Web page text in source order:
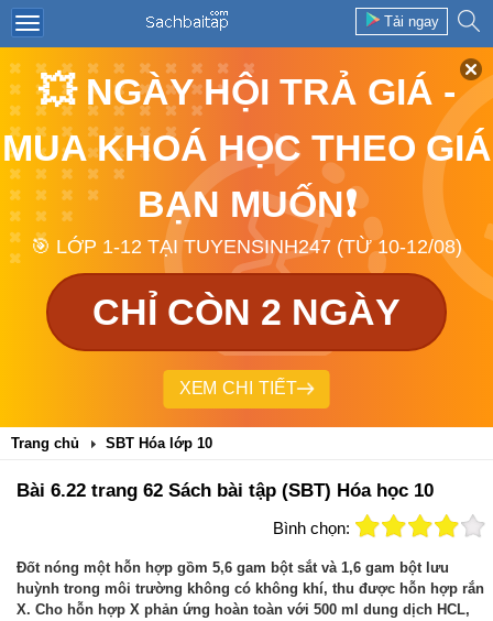
Tải ngay
💥 NGÀY HỘI TRẢ GIÁ -
MUA KHOÁ HỌC THEO GIÁ
BẠN MUỐN❗
🎯 LỚP 1-12 TẠI TUYENSINH247 (TỪ 10-12/08)
CHỈ CÒN 2 NGÀY
XEM CHI TIẾT
Trang chủ SBT Hóa lớp 10
Bài 6.22 trang 62 Sách bài tập (SBT) Hóa học 10
Bình chọn:
Đốt nóng một hỗn hợp gồm 5,6 gam bột sắt và 1,6 gam bột lưu
huỳnh trong môi trường không có không khí, thu được hỗn hợp rắn
X. Cho hỗn hợp X phản ứng hoàn toàn với 500 ml dung dịch HCL,